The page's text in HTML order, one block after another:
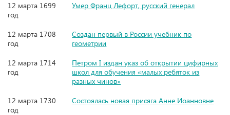
12 марта 1699
год
Умер Франц Лефорт, русский генерал
12 марта 1708
год
Создан первый в России учебник по
геометрии
12 марта 1714
год
Петром I издан указ об открытии цифирных
школ для обучения «малых ребяток из
разных чинов»
12 марта 1730
год
Состоялась новая присяга Анне Иоанновне